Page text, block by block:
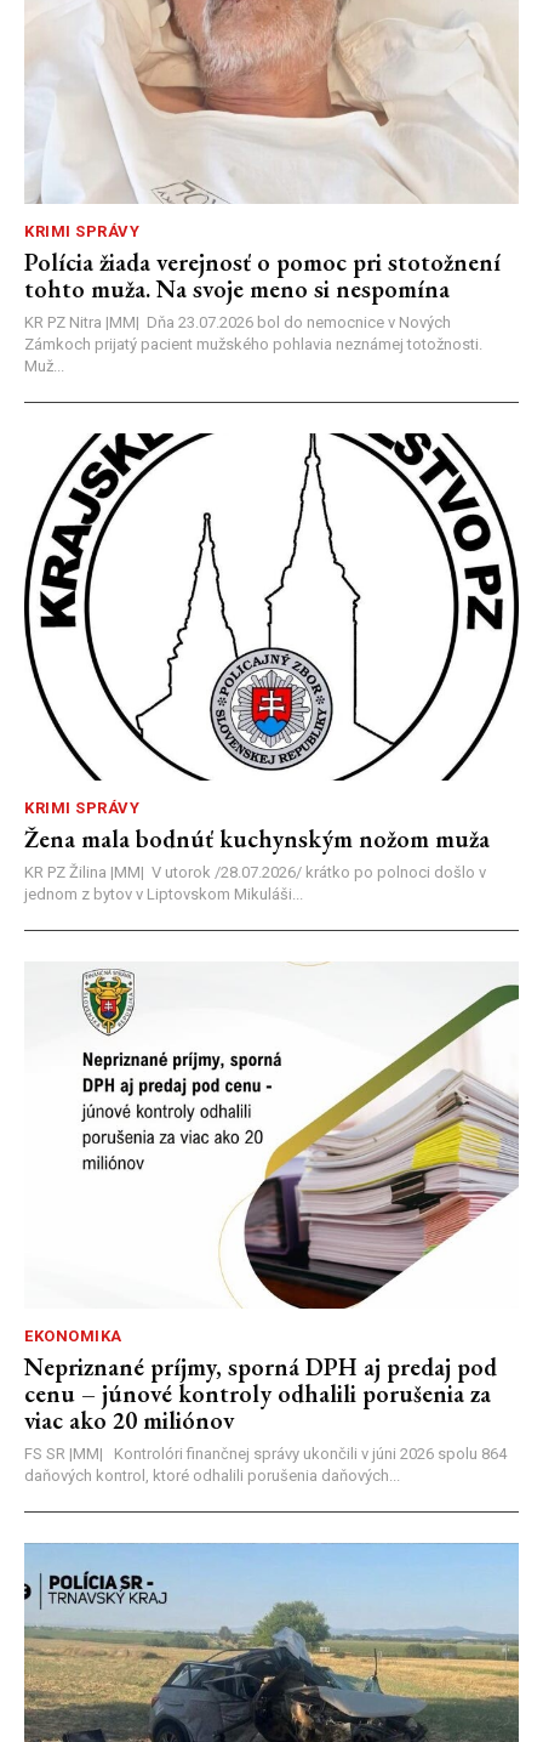
KRIMI SPRÁVY
Polícia žiada verejnosť o pomoc pri stotožnení
tohto muža. Na svoje meno si nespomína
KR PZ Nitra |MM| Dňa 23.07.2026 bol do nemocnice v Nových
Zámkoch prijatý pacient mužského pohlavia neznámej totožnosti.
Muž...
KRIMI SPRÁVY
Žena mala bodnúť kuchynským nožom muža
KR PZ Žilina |MM| V utorok /28.07.2026/ krátko po polnoci došlo v
jednom z bytov v Liptovskom Mikuláši...
EKONOMIKA
Nepriznané príjmy, sporná DPH aj predaj pod
cenu – júnové kontroly odhalili porušenia za
viac ako 20 miliónov
FS SR |MM| Kontrolóri finančnej správy ukončili v júni 2026 spolu 864
daňových kontrol, ktoré odhalili porušenia daňových...